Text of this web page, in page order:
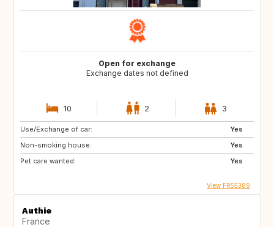
Open for exchange
Exchange dates not defined
10 2 3
Use/Exchange of car:
Yes
Non-smoking house:
Yes
Pet care wanted:
Yes
View FR55389
Authie
France